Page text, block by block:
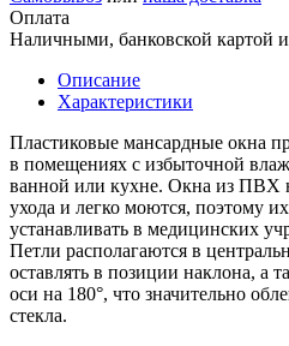
Оплата
Наличными, банковской картой
Описание
Характеристики
Пластиковые мансардные окна
в помещениях с избыточной
ванной или кухне. Окна из ПВХ
ухода и легко моются, поэтому
устанавливать в медицинских
Петли располагаются в
оставлять в позиции наклона, а
оси на 180°, что значительно
стекла.